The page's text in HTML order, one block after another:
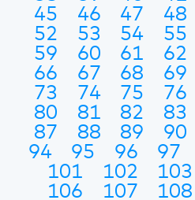
45
46 47 48
52
53 54 55
59
60 61 62
66
67 68 69
73
74 75 76
80
81 82 83
87
88 89 90
94
95 96 97
101
102 103
106
107 108